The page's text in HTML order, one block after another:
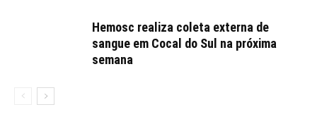
Hemosc realiza coleta externa de
sangue em Cocal do Sul na próxima
semana